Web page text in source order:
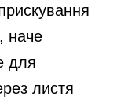
наче
для
листя